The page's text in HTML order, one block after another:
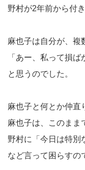
野村が2年前から付
麻也子は自分が、複
「あー、私って損ば
と思うのでした。
麻也子と何とか仲直
麻也子は、このまま
野村に「今日は特別
など言って困らすの